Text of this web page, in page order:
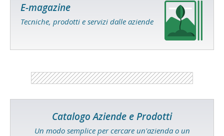
E-magazine
Tecniche, prodotti e servizi dalle aziende
Catalogo Aziende e Prodotti
Un modo semplice per cercare un'azienda o un